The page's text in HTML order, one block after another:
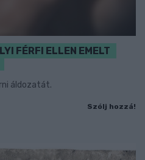
FÉRFI ELLEN EMELT
áldozatát.
Szólj hozzá!